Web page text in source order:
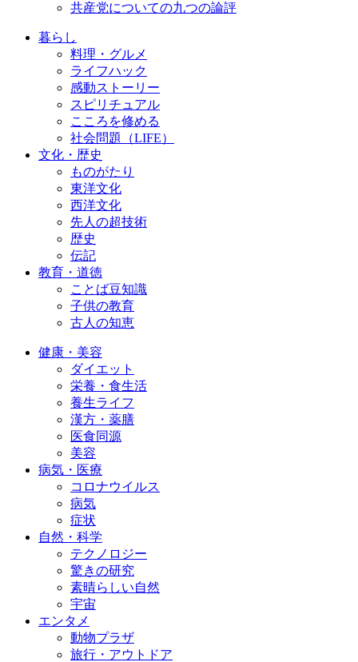
共産党についての九つの論評
暮らし
料理・グルメ
ライフハック
感動ストーリー
スピリチュアル
こころを修める
社会問題（LIFE）
文化・歴史
ものがたり
東洋文化
西洋文化
先人の超技術
歴史
伝記
教育・道徳
ことば豆知識
子供の教育
古人の知恵
健康・美容
ダイエット
栄養・食生活
養生ライフ
漢方・薬膳
医食同源
美容
病気・医療
コロナウイルス
病気
症状
自然・科学
テクノロジー
驚きの研究
素晴らしい自然
宇宙
エンタメ
動物プラザ
旅行・アウトドア